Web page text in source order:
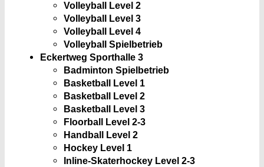
Volleyball Level 2
Volleyball Level 3
Volleyball Level 4
Volleyball Spielbetrieb
Eckertweg Sporthalle 3
Badminton Spielbetrieb
Basketball Level 1
Basketball Level 2
Basketball Level 3
Floorball Level 2-3
Handball Level 2
Hockey Level 1
Inline-Skaterhockey Level 2-3